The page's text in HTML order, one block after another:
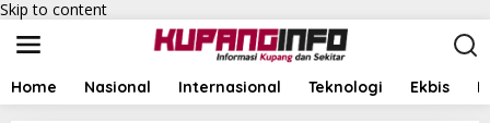
Skip to content
Home Nasional Internasional Teknologi Ekbis